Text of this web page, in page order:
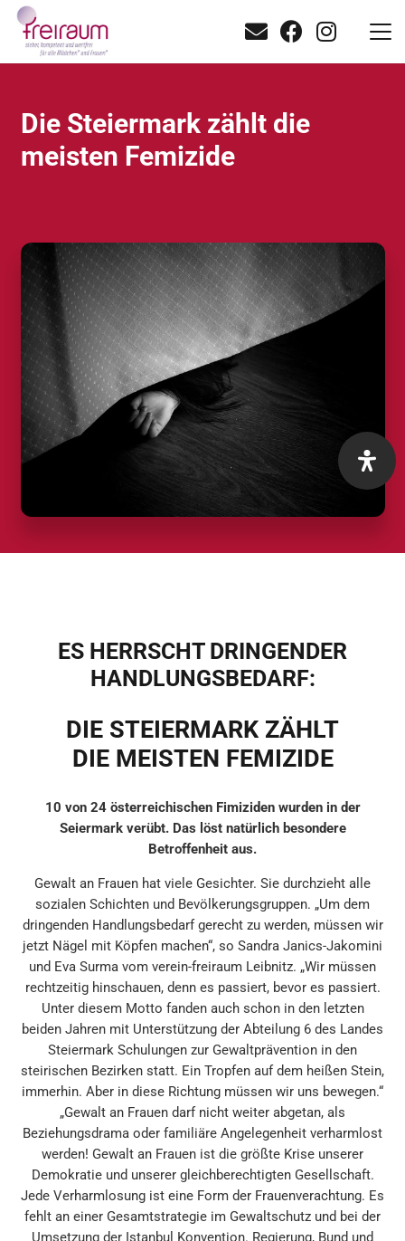
Die Steiermark zählt die
meisten Femizide
ES HERRSCHT DRINGENDER
HANDLUNGSBEDARF:
DIE STEIERMARK ZÄHLT
DIE MEISTEN FEMIZIDE
10 von 24 österreichischen Fimiziden wurden in der
Seiermark verübt. Das löst natürlich besondere
Betroffenheit aus.
Gewalt an Frauen hat viele Gesichter. Sie durchzieht alle
sozialen Schichten und Bevölkerungsgruppen. „Um dem
dringenden Handlungsbedarf gerecht zu werden, müssen wir
jetzt Nägel mit Köpfen machen“, so Sandra Janics-Jakomini
und Eva Surma vom verein-freiraum Leibnitz. „Wir müssen
rechtzeitig hinschauen, denn es passiert, bevor es passiert.
Unter diesem Motto fanden auch schon in den letzten
beiden Jahren mit Unterstützung der Abteilung 6 des Landes
Steiermark Schulungen zur Gewaltprävention in den
steirischen Bezirken statt. Ein Tropfen auf dem heißen Stein,
immerhin. Aber in diese Richtung müssen wir uns bewegen.“
„Gewalt an Frauen darf nicht weiter abgetan, als
Beziehungsdrama oder familiäre Angelegenheit verharmlost
werden! Gewalt an Frauen ist die größte Krise unserer
Demokratie und unserer gleichberechtigten Gesellschaft.
Jede Verharmlosung ist eine Form der Frauenverachtung. Es
fehlt an einer Gesamtstrategie im Gewaltschutz und bei der
Umsetzung der Istanbul Konvention. Regierung, Bund und